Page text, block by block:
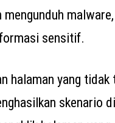
sensitif.
halaman yang
skenario